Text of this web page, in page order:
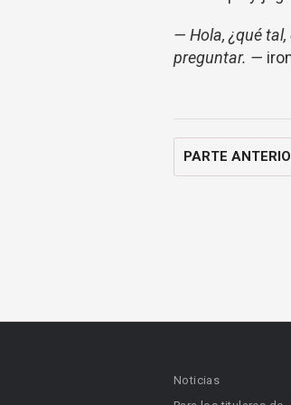
— Hola, ¿qué
preguntar. —
PARTE
Noticias